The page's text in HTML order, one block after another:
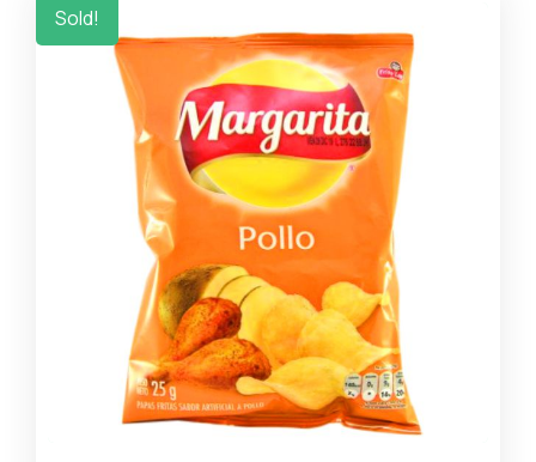
Sold!